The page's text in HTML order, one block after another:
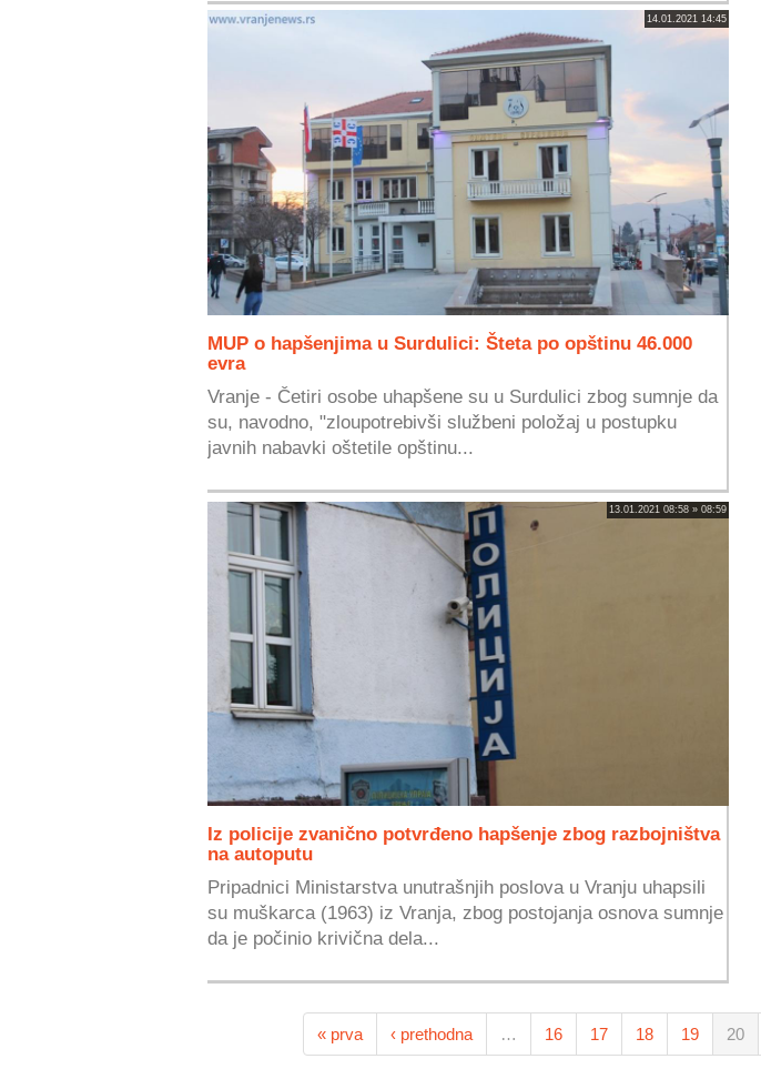
14.01.2021 14:45
MUP o hapšenjima u Surdulici: Šteta po opštinu 46.000
evra
Vranje - Četiri osobe uhapšene su u Surdulici zbog sumnje da
su, navodno, "zloupotrebivši službeni položaj u postupku
javnih nabavki oštetile opštinu...
13.01.2021 08:58 » 08:59
Iz policije zvanično potvrđeno hapšenje zbog razbojništva
na autoputu
Pripadnici Ministarstva unutrašnjih poslova u Vranju uhapsili
su muškarca (1963) iz Vranja, zbog postojanja osnova sumnje
da je počinio krivična dela...
« prva ‹ prethodna … 16 17 18 19 20